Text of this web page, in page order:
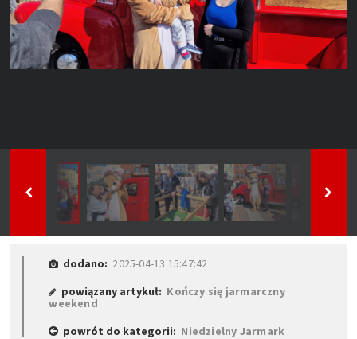
dodano: 2025-04-13 15:47:42
powiązany artykuł: Kończy się jarmarczny
weekend
powrót do kategorii: Niedzielny Jarmark